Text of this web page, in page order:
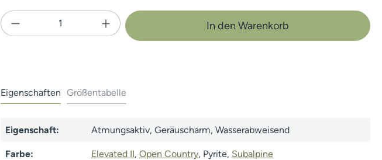
Produkt Anzahl: Gib den gewünschten Wert ein oder
In den Warenkorb
Eigenschaften Größentabelle
Eigenschaft: Atmungsaktiv, Geräuscharm, Wasserabweisend
Farbe: Elevated II, Open Country, Pyrite, Subalpine